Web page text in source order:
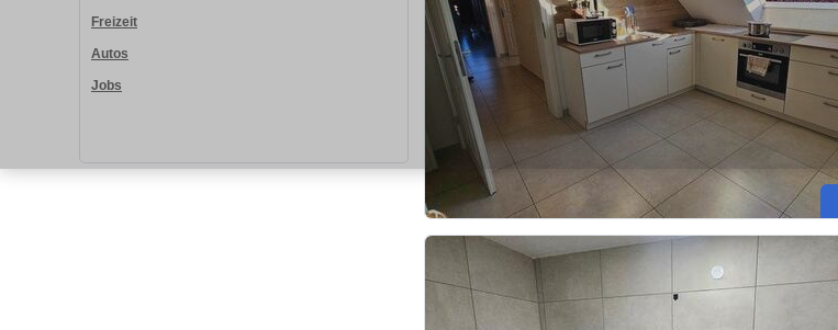
Freizeit
Autos
Jobs